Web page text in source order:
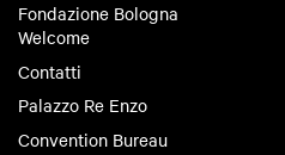
Fondazione Bologna
Welcome
Contatti
Palazzo Re Enzo
Convention Bureau